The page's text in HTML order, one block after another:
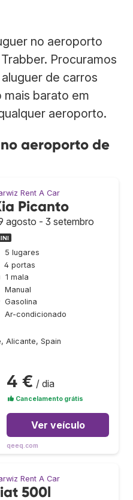
no aeroporto
Procuramos
de carros
barato em
aeroporto.
aeroporto de
Rent A Car
Picanto
agosto - 3 setembro
5 lugares
4 portas
1 mala
Manual
Gasolina
Ar-condicionado
Alicante, Spain
4 € / dia
Cancelamento grátis
Ver veículo
qeeq.com
Rent A Car
500l